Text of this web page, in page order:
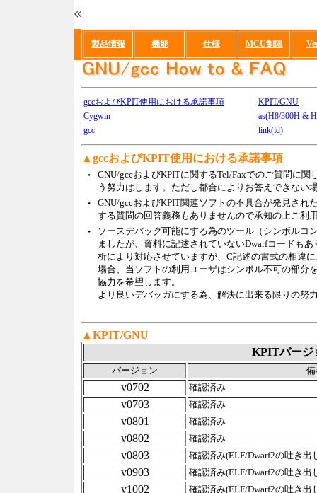
製品情報 機能 仕様 MCU制限
gccおよびKPIT使用における承諾事項
KPIT/GNU
Cygwin
as(H8/300H &
gcc
link(ld)
▲ gccおよびKPIT使用における承諾事項
・
GNU/gccおよびKPITに関するTel/Faxでのご質問に
う努力はします。ただし都合によりお答えできない
・
GNU/gccおよびKPIT関連ソフトの不具合が発見さ
する質問の回答義務もありませんので承知の上ご利
・
ソースデバッグ可能にする為のツール（シンボルコ
ましたが、資料に記述されていないDwarfコードも
析により対応させていますが、C記述の書式の相違
場合、当ソフトの利用ユーザはシンボル不可の部
協力を希望します。
より良いデバッガにする為、解決に出来る限りの努
▲ KPIT/GNU
KPITバージ
バージョン
v0702 確認済み
v0703 確認済み
v0801 確認済み
v0802 確認済み
v0803 確認済み(ELF/Dwarf2の吐き
v0903 確認済み(ELF/Dwarf2の吐き
v1002 確認済み(ELF/Dwarf2の吐き